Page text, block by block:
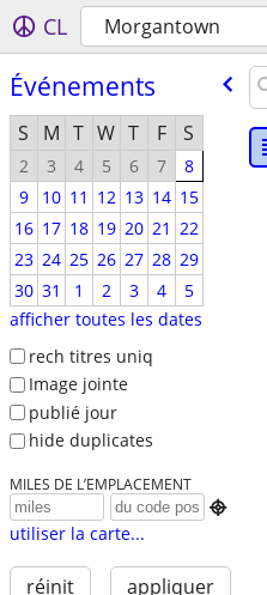
CL Morgantown
Événements
S M T W T F S
2 3 4 5 6 7
8
9
10 11 12 13 14 15
16 17 18 19 20 21 22
23 24 25 26 27 28 29
30 31 1 2 3 4
5
afficher toutes les dates
rech titres uniq
Image jointe
publié jour
hide duplicates
MILES DE L’EMPLACEMENT

utiliser la carte...
réinit appliquer